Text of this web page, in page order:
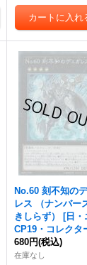
No.60 刻不知の
レス （ナンバー
きしらず）
[日・
CP19・コレクタ
680円(税込)
在庫なし